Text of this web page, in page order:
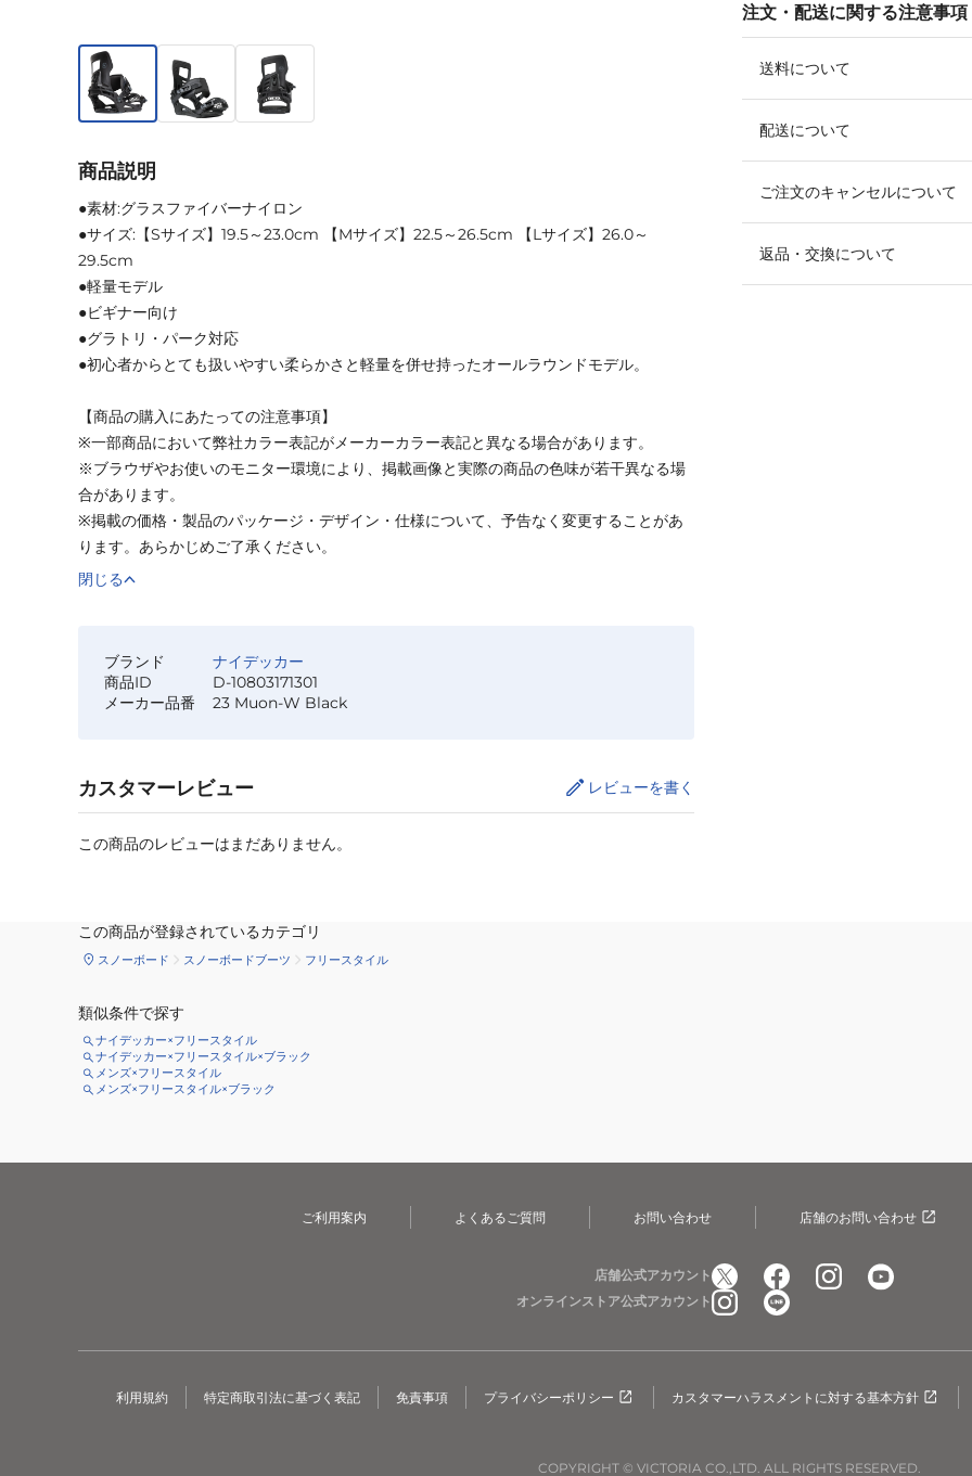
注文・配送に関する注意事項
送料について
配送について
ご注文のキャンセルについて
返品・交換について
商品説明
●素材:グラスファイバーナイロン
●サイズ:【Sサイズ】19.5～23.0cm 【Mサイズ】22.5～26.5cm 【Lサイズ】26.0～
29.5cm
●軽量モデル
●ビギナー向け
●グラトリ・パーク対応
●初心者からとても扱いやすい柔らかさと軽量を併せ持ったオールラウンドモデル。
【商品の購入にあたっての注意事項】
※一部商品において弊社カラー表記がメーカーカラー表記と異なる場合があります。
※ブラウザやお使いのモニター環境により、掲載画像と実際の商品の色味が若干異なる場
合があります。
※掲載の価格・製品のパッケージ・デザイン・仕様について、予告なく変更することがあ
ります。あらかじめご了承ください。
閉じる
ブランド
ナイデッカー
商品ID
D-10803171301
メーカー品番
23 Muon-W Black
カスタマーレビュー レビューを書く
この商品のレビューはまだありません。
この商品が登録されているカテゴリ
スノーボード スノーボードブーツ フリースタイル
類似条件で探す
ナイデッカー×フリースタイル
ナイデッカー×フリースタイル×ブラック
メンズ×フリースタイル
メンズ×フリースタイル×ブラック
ご利用案内 よくあるご質問 お問い合わせ 店舗のお問い合わせ
店舗公式アカウント
オンラインストア公式アカウント
利用規約 特定商取引法に基づく表記 免責事項 プライバシーポリシー カスタマーハラスメントに対する基本方針
COPYRIGHT © VICTORIA CO.,LTD. ALL RIGHTS RESERVED.